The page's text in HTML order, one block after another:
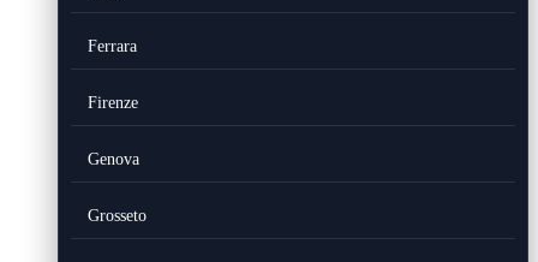
Ferrara
Firenze
Genova
Grosseto